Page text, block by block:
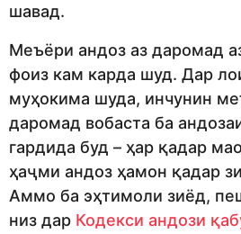
шавад.
Меъёри андоз аз даромад
фоиз кам карда шуд. Дар
муҳокима шуда, инчунин
даромад вобаста ба
гардида буд – ҳар қадар
ҳаҷми андоз ҳамон қадар
Аммо ба эҳтимоли зиёд,
низ дар Кодекси андози